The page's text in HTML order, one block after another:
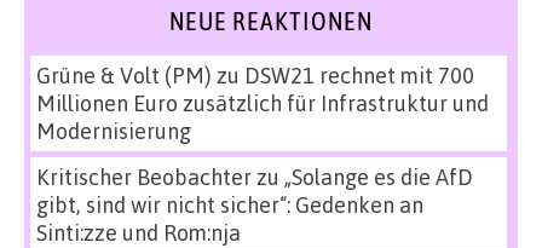
NEUE REAKTIONEN
Grüne & Volt (PM) zu DSW21 rechnet mit 700
Millionen Euro zusätzlich für Infrastruktur und
Modernisierung
Kritischer Beobachterzu „Solange es die AfD
gibt, sind wir nicht sicher“: Gedenken an
Sinti:zze und Rom:nja